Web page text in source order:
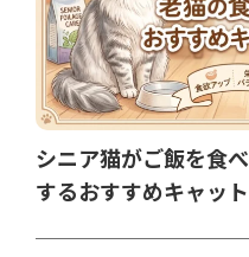
シニア猫がご飯を食
するおすすめキャッ